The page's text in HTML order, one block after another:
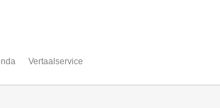
Vertaalservice